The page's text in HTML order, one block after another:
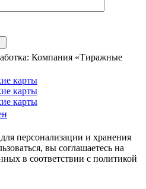
Компания «Тиражные
персонализации и хранения
вы соглашаетесь на
в соответствии с политикой